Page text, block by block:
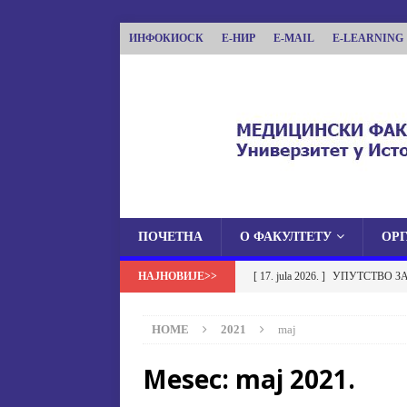
ИНФОКИОСК Е-НИР E-MAIL E-LEARNING
МЕДИЦИНСКИ
МЕДИЦИНСКИ ФАКУЛТЕТ
ПОЧЕТНА О ФАКУЛТЕТУ
[ 17. jula 2026. ] УПУТСТВО
[ 17. jula 2026. ]
ОБАВЈЕШТЕЊА
HOME 2021 maj
Mesec: maj 2021.